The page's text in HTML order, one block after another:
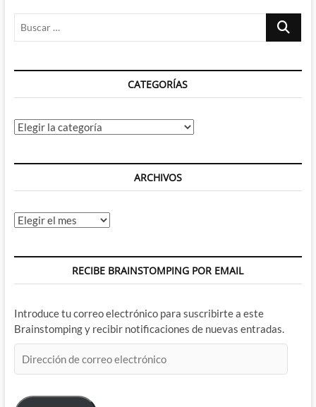
Buscar
CATEGORÍAS
Categorías
ARCHIVOS
Archivos
RECIBE BRAINSTOMPING POR EMAIL
Introduce tu correo electrónico para suscribirte a este
Brainstomping y recibir notificaciones de nuevas entradas.
de
electrónico